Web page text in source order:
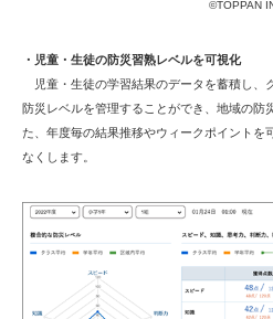
©TOPPAN
・児童・生徒の防災習熟レベルを可視化
児童・生徒の学習結果のデータを蓄積し、
防災レベルを管理することができ、地域の防
た、年度毎の結果推移やウィークポイントを
なくします。